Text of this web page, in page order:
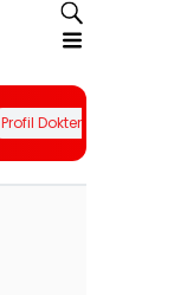
Profil Dokter